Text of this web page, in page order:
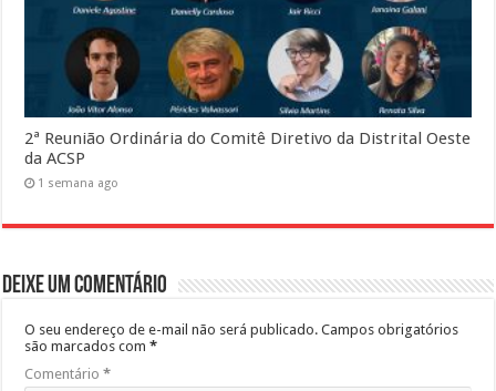
2ª Reunião Ordinária do Comitê Diretivo da Distrital Oeste
da ACSP
1 semana ago
Deixe um comentário
O seu endereço de e-mail não será publicado. Campos obrigatórios
são marcados com*
Comentário*